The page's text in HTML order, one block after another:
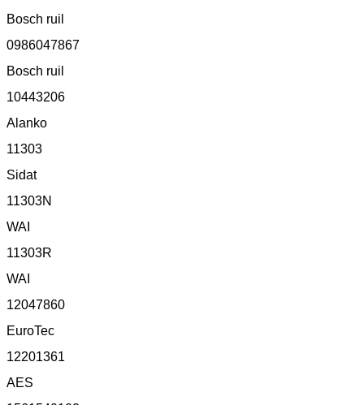
Bosch ruil
0986047867
Bosch ruil
10443206
Alanko
11303
Sidat
11303N
WAI
11303R
WAI
12047860
EuroTec
12201361
AES